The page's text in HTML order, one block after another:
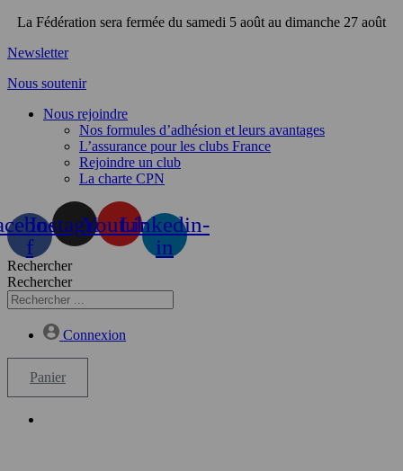
Aller
contenu
La Fédération sera fermée du samedi 5 août au dimanche 27 août
Newsletter
Nous soutenir
Nous rejoindre
Nos formules d’adhésion et leurs avantages
L’assurance pour les clubs France
Rejoindre un club
La charte CPN
f
InstagramYoutubeLinkedin-
in
Rechercher
Rechercher
Connexion
Panier